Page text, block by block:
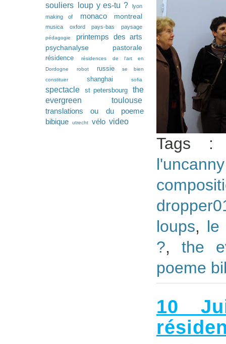
souliers loup y es-tu ?
lyon
making of
monaco montreal
musica oxford pays-bas paysage
pédagogie printemps des arts
psychanalyse pastorale
résidence
résidences de l'art en
Dordogne
robot russie
se bien
constituer
shanghai sofia
spectacle st petersbourg
the
evergreen
toulouse
translations ou du poeme
bibique
utrecht vélo video
Tags
loups, le
?,the
poeme
10